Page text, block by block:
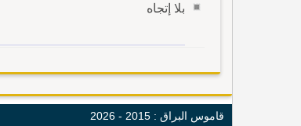
بلا إتجاه
قاموس البراق : 2015 - 2026